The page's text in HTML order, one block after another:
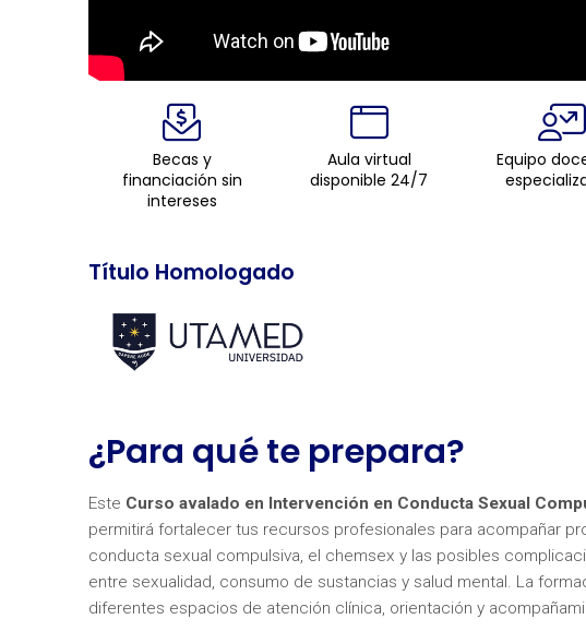
Becas y
financiación sin
intereses
Aula virtual
disponible 24/7
Equipo
Título Homologado
¿Para qué te prepara?
Este Curso avalado en Intervención en Conducta Sexual
permitirá fortalecer tus recursos profesionales para acompañar
conducta sexual compulsiva, el chemsex y las posibles
entre sexualidad, consumo de sustancias y salud mental. La
diferentes espacios de atención clínica, orientación y